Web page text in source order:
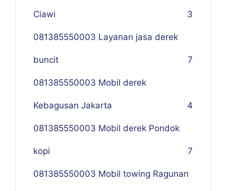
Ciawi 3
081385550003 Layanan jasa derek
buncit 7
081385550003 Mobil derek
Kebagusan Jakarta 4
081385550003 Mobil derek Pondok
kopi 7
081385550003 Mobil towing Ragunan